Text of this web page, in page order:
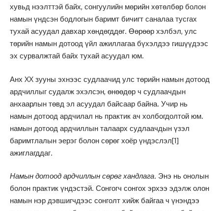
хувьд нээлттэй байх, сонгуулийн мөрийн хөтөлбөр болон
намын үндсэн бодлогын баримт бичигт саналаа тусгах
тухай асуудал давхар хөндөгддөг. Өөрөөр хэлбэл, улс
төрийн намын дотоод үйл ажиллагаа бүхэлдээ гишүүдээс
эх сурвалжтай байх тухай асуудал юм.
Анх XX зууны эхнээс судлаачид улс төрийн намын дотоод
ардчиллыг судалж эхэлсэн, өнөөдөр ч судлаачдын
анхаарлын төвд эл асуудал байсаар байна. Учир нь
намын дотоод ардчилал нь практик ач холбогдолтой юм.
намын дотоод ардчиллын талаарх судлаачдын үзэл
баримтлалын эерэг болон сөрөг хоёр үндэслэл[1]
ажиглагддаг.
Намын дотоод ардчиллын сөрөг хандлага. Энэ нь онолын
болон практик үндэстэй. Сонгогч сонгох эрхээ эдэлж олон
намын нэр дэвшигчдээс сонголт хийж байгаа ч үнэндээ